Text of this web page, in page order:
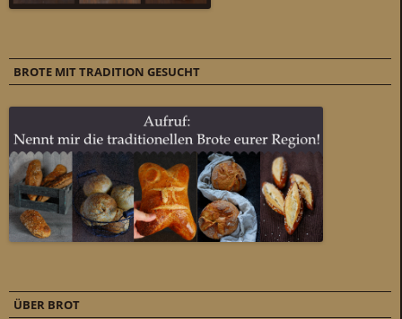
BROTE MIT TRADITION GESUCHT
ÜBER BROT